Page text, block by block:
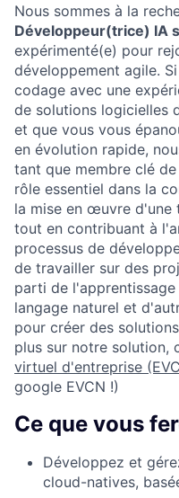
Nous sommes à la
Développeur(trice) IA
expérimenté(e) pour
développement agile.
codage avec une
de solutions logicielles
et que vous vous
en évolution rapide,
tant que membre clé
rôle essentiel dans la
la mise en œuvre d'une
tout en contribuant à
processus de
de travailler sur des
parti de
langage naturel et
pour créer des
plus sur notre solution,
virtuel d'entreprise
google EVCN !)
Ce que vous
Développez et
cloud-natives,